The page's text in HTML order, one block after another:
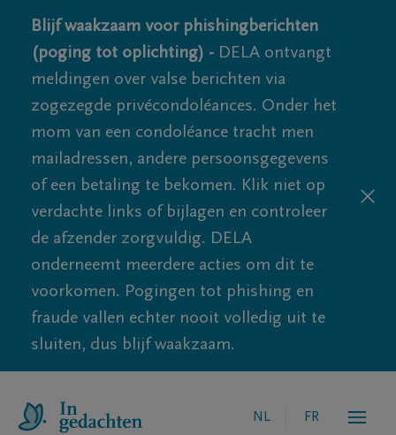
Blijf waakzaam voor phishingberichten
(poging tot oplichting) - DELA ontvangt
meldingen over valse berichten via
zogezegde privécondoléances. Onder het
mom van een condoléance tracht men
mailadressen, andere persoonsgegevens
of een betaling te bekomen. Klik niet op
verdachte links of bijlagen en controleer
de afzender zorgvuldig. DELA
onderneemt meerdere acties om dit te
voorkomen. Pogingen tot phishing en
fraude vallen echter nooit volledig uit te
sluiten, dus blijf waakzaam.
NL FR